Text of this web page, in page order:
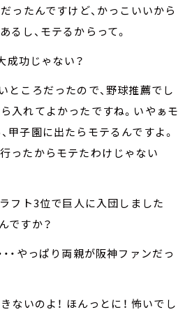
ったんですけど、かっこいいから
るし、モテるからって。
成功じゃない？
ところだったので、野球推薦でし
入れてよかったですね。いやぁモ
甲子園に出たらモテるんですよ。
ったからモテたわけじゃない
フト3位で巨人に入団しました
ですか？
・・やっぱり両親が阪神ファンだっ
ないのよ！ ほんっとに！ 怖いでし